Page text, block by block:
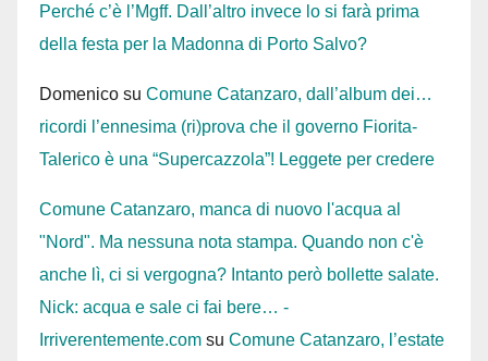
Perché c’è l’Mgff. Dall’altro invece lo si farà prima
della festa per la Madonna di Porto Salvo?
Domenico su Comune Catanzaro, dall’album dei…
ricordi l’ennesima (ri)prova che il governo Fiorita-
Talerico è una “Supercazzola”! Leggete per credere
Comune Catanzaro, manca di nuovo l'acqua al
"Nord". Ma nessuna nota stampa. Quando non c'è
anche lì, ci si vergogna? Intanto però bollette salate.
Nick: acqua e sale ci fai bere… -
Irriverentemente.com su Comune Catanzaro, l’estate